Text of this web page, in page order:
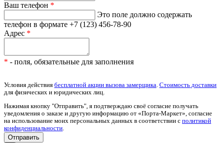
Ваш телефон *
Это поле должно содержать
телефон в формате +7 (123) 456-78-90
Адрес *
* - поля, обязательные для заполнения
Условия действия бесплатной акции вызова замерщика Стоимость доставки
для физических и юридических лиц.
Нажимая кнопку "Отправить", я подтверждаю своё согласие получать
уведомления о заказе и другую информацию от «Порта-Маркет», согласие
на использование моих персональных данных в соответствии с политикой
конфиденциальности